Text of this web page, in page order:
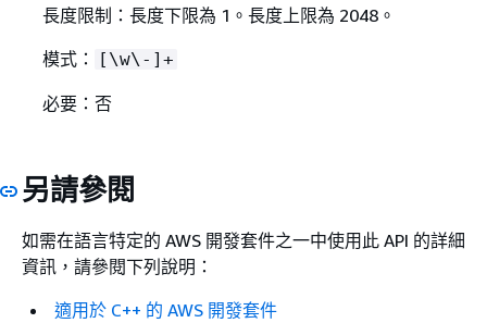
長度限制：長度下限為 1。長度上限為 2048。
模式：
[\w\-]+
必要：否
另請參閱
如需在語言特定的 AWS 開發套件之一中使用此 API 的詳細
資訊，請參閱下列說明：
適用於 C++ 的 AWS 開發套件